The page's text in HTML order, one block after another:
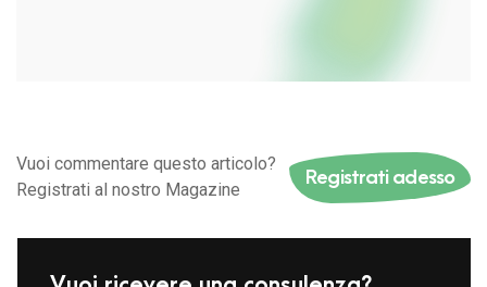
Vuoi commentare questo articolo?
Registrati al nostro Magazine
Registrati adesso